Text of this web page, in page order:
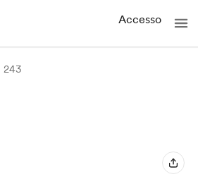
Accesso
243